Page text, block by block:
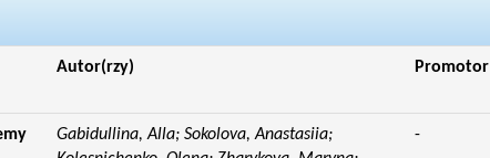
Autor(rzy) Promotor
Gabidullina, Alla; Sokolova, Anastasiia;
-